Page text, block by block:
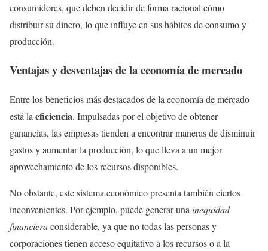
consumidores, que deben decidir de forma racional cómo
distribuir su dinero, lo que influye en sus hábitos de consumo y
producción.
Ventajas y desventajas de la economía de mercado
Entre los beneficios más destacados de la economía de mercado
está la eficiencia. Impulsadas por el objetivo de obtener
ganancias, las empresas tienden a encontrar maneras de disminuir
gastos y aumentar la producción, lo que lleva a un mejor
aprovechamiento de los recursos disponibles.
No obstante, este sistema económico presenta también ciertos
inconvenientes. Por ejemplo, puede generar una inequidad
financieraconsiderable, ya que no todas las personas y
corporaciones tienen acceso equitativo a los recursos o a la